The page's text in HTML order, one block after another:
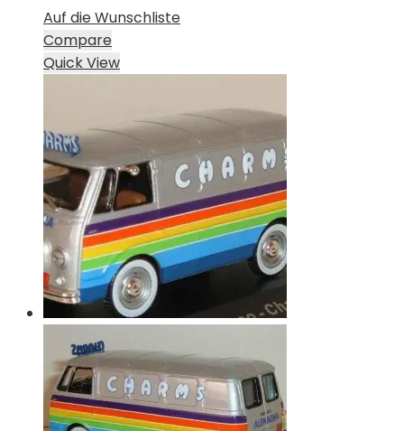
Auf die Wunschliste
Compare
Quick View